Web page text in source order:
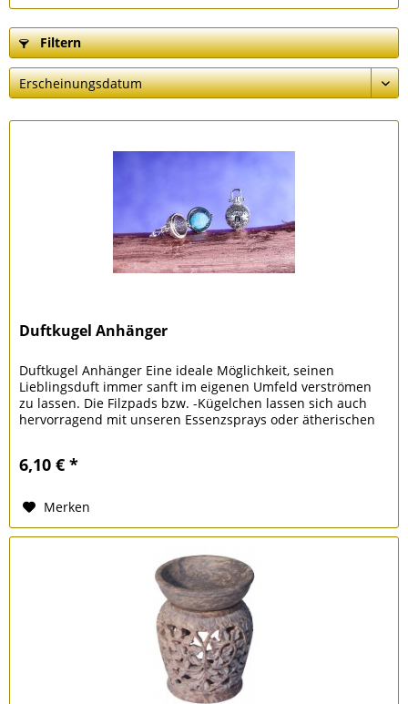
Filtern
Duftkugel Anhänger
Duftkugel Anhänger Eine ideale Möglichkeit, seinen
Lieblingsduft immer sanft im eigenen Umfeld verströmen
zu lassen. Die Filzpads bzw. -Kügelchen lassen sich auch
hervorragend mit unseren Essenzsprays oder ätherischen
6,10 € *
Merken